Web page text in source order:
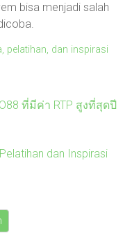
bisa menjadi salah
pelatihan, dan inspirasi
ที่มีค่า RTP สูงที่สุดปี
dan Inspirasi